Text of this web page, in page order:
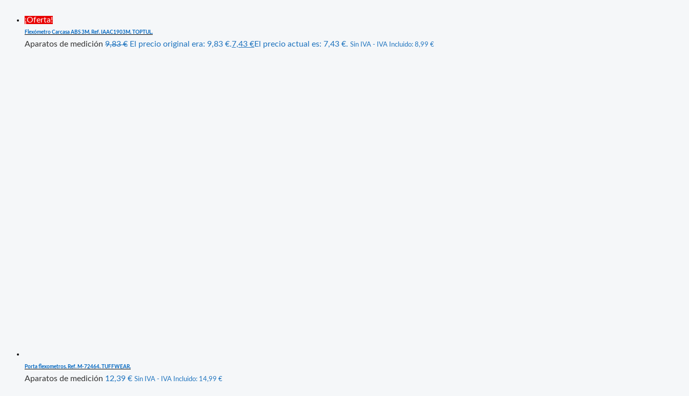
¡Oferta!
Flexómetro Carcasa ABS 3M. Ref. IAAC1903M. TOPTUL.
Aparatos de medición 9,83€ El precio original era: 9,83 €.7,43 €El precio actual es: 7,43 €. Sin IVA - IVA Incluido: 8,99 €
Porta flexometros. Ref. M-72464. TUFFWEAR.
Aparatos de medición 12,39 € Sin IVA - IVA Incluido: 14,99 €